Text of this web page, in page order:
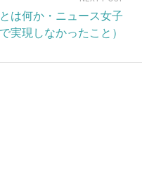
は何か・ニュース女子
実現しなかったこと）